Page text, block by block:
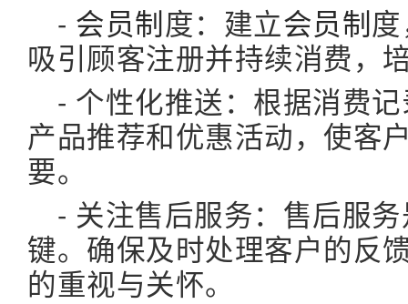
- 会员制度：建立会员制
吸引顾客注册并持续消费，
- 个性化推送：根据消费
产品推荐和优惠活动，使客
要。
- 关注售后服务：售后服
键。确保及时处理客户的反
的重视与关怀。